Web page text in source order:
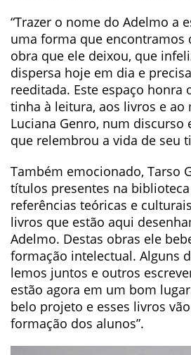
“Trazer o nome do Adelmo a
uma forma que encontramos
obra que ele deixou, que
dispersa hoje em dia e
reeditada. Este espaço honra
tinha à leitura, aos livros e ao
Luciana Genro, num discurso
que relembrou a vida de seu
Também emocionado, Tarso
títulos presentes na
referências teóricas e
livros que estão aqui
Adelmo. Destas obras ele
formação intelectual. Alguns
lemos juntos e outros
estão agora em um bom
belo projeto e esses livros
formação dos alunos”.